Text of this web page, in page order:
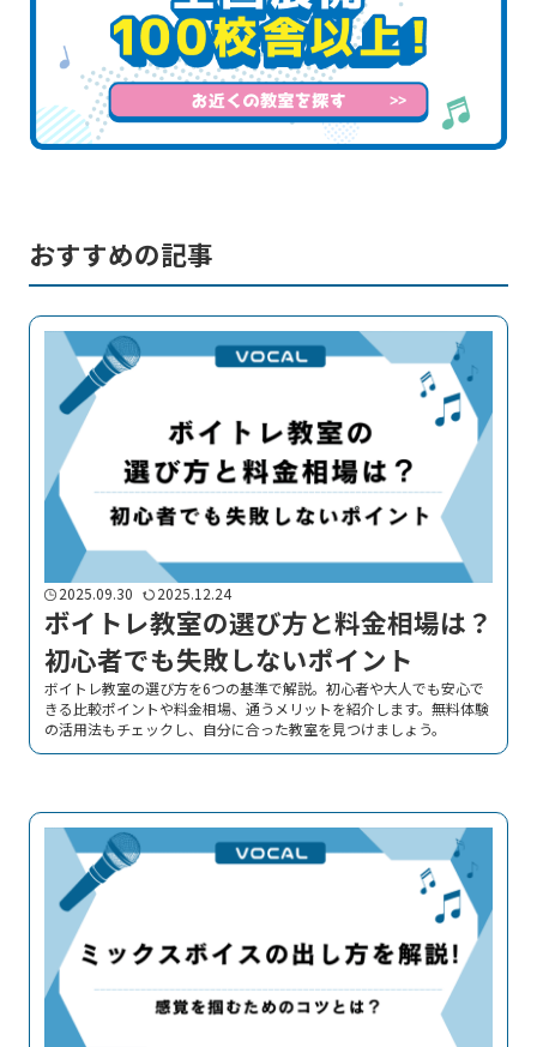
おすすめの記事
2025.09.30 2025.12.24
ボイトレ教室の選び方と料金相場は？
初心者でも失敗しないポイント
ボイトレ教室の選び方を6つの基準で解説。初心者や大人でも安心で
きる比較ポイントや料金相場、通うメリットを紹介します。無料体験
の活用法もチェックし、自分に合った教室を見つけましょう。